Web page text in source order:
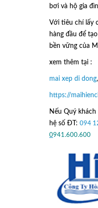
bơi và hộ gia
Với tiêu chí lấy
hàng đầu để
bền vững của
xem thêm tại :
mai xep di dong,
https://
Nếu Quý
hệ số ĐT: 094
0941.600.600